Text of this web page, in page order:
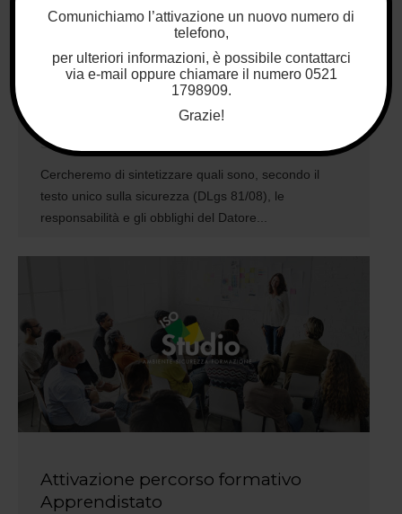
IL DATORE DI LAVORO E LE
DELEGHE DI FUNZIONI
Sicurezza sul lavoro
Cercheremo di sintetizzare quali sono, secondo il
testo unico sulla sicurezza (DLgs 81/08), le
responsabilità e gli obblighi del Datore...
Attivazione percorso formativo
Apprendistato
Comunichiamo l’attivazione un nuovo numero di
telefono,
per ulteriori informazioni, è possibile contattarci
via e-mail oppure chiamare il numero 0521
1798909.
Grazie!